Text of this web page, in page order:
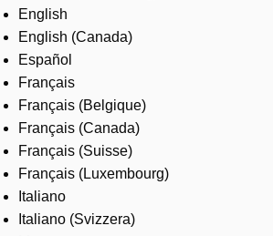
Careers
English
English (Canada)
Español
Français
Français (Belgique)
Français (Canada)
Français (Suisse)
Français (Luxembourg)
Italiano
Italiano (Svizzera)